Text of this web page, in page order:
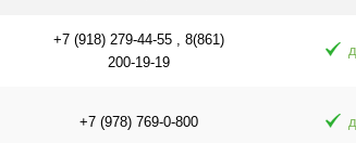
+7 (918) 279-44-55 , 8(861)
200-19-19
+7 (978) 769-0-800